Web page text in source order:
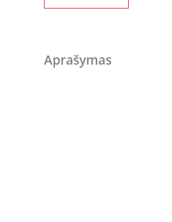
Aprašymas